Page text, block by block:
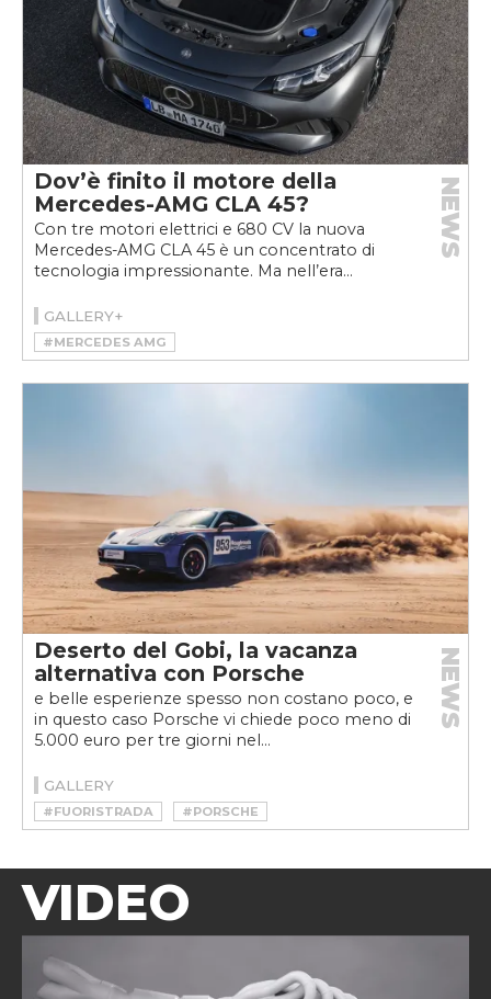
Dov’è finito il motore della
Mercedes-AMG CLA 45?
Con tre motori elettrici e 680 CV la nuova
Mercedes-AMG CLA 45 è un concentrato di
tecnologia impressionante. Ma nell’era...
NEWS
GALLERY+
#MERCEDES AMG
#MERCEDES-AMG CLA 45 4MATIC+
Deserto del Gobi, la vacanza
alternativa con Porsche
e belle esperienze spesso non costano poco, e
in questo caso Porsche vi chiede poco meno di
5.000 euro per tre giorni nel...
NEWS
GALLERY
#FUORISTRADA #PORSCHE
VIDEO